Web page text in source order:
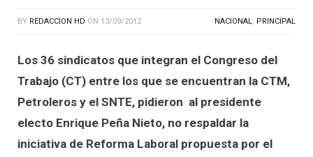
BY REDACCION HD ON 13/09/2012 NACIONAL, PRINCIPAL
Los 36 sindicatos que integran el Congreso del
Trabajo (CT) entre los que se encuentran la CTM,
Petroleros y el SNTE, pidieron al presidente
electo Enrique Peña Nieto, no respaldar la
iniciativa de Reforma Laboral propuesta por el